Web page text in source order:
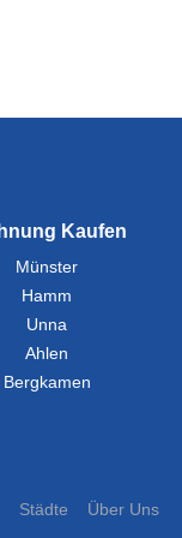
Kaufen
Münster
Hamm
Unna
Ahlen
Bergkamen
Städte Über Uns